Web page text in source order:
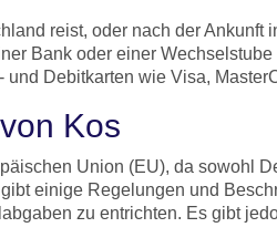
reist, oder nach der
Bank oder einer
Debitkarten wie Visa,
Kos
Union (EU), da sowohl
einige Regelungen und
zu entrichten. Es gibt